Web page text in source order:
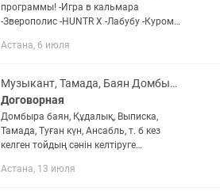
программы! -Игра в кальмара
-Зверополис -HUNTR X -Лабубу -Куроми
-Единорожки -Барби и Кен -Слоник и
Астана, 6 июля
Музыкант, Тамада, Баян Домбыра
Договорная
Домбыра баян, Құдалық, Выписка,
Тамада, Туған күн, Ансабль, т. б кез
келген тойдың сәнін келтіруге
Астана, 13 июля